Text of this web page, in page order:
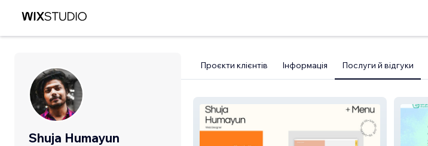
Shuja Humayun
Проєкти клієнтів Інформація Послуги й відгуки